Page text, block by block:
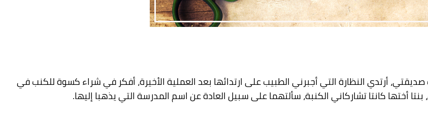
أرتدي النظارة التي أجبرني الطبيب على ارتدائها بعد العملية الأخيرة، أفكر في شراء كسوة للكنب في
أختها كانتا تشاركاني الكنبة، سألتهما على سبيل العادة عن اسم المدرسة التي يذهبا إليها.